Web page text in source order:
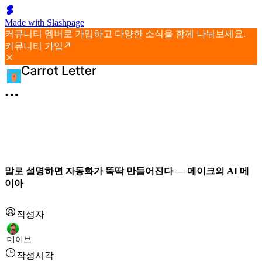
Made with Slashpage
커뮤니티 멤버로 가입하고 다양한 소식을 함께 나눠보세요.
커뮤니티 가입
말로 설명하면 자동화가 뚝딱 만들어진다 — 메이크의 AI 메
이아
작성자
데이브
작성시각